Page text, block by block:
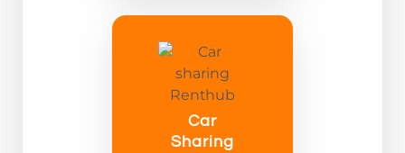
Car
Sharing